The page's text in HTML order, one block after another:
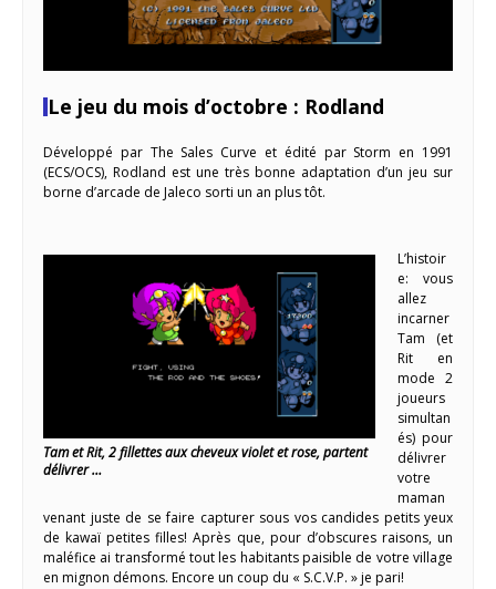
Le jeu du mois d’octobre : Rodland
Développé par The Sales Curve et édité par Storm en 1991
(ECS/OCS), Rodland est une très bonne adaptation d’un jeu sur
borne d’arcade de Jaleco sorti un an plus tôt.
Tam et Rit, 2 fillettes aux cheveux violet et rose, partent
délivrer …
L’histoir
e: vous
allez
incarner
Tam (et
Rit en
mode 2
joueurs
simultan
és) pour
délivrer
votre
maman
venant juste de se faire capturer sous vos candides petits yeux
de kawaï petites filles! Après que, pour d’obscures raisons, un
maléfice ai transformé tout les habitants paisible de votre village
en mignon démons. Encore un coup du « S.C.V.P. » je pari!